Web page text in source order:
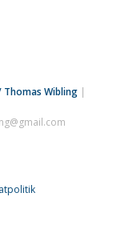
Thomas Wibling |